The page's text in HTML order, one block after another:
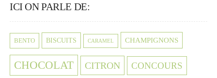
ICI ON PARLE DE:
BENTO BISCUITS CARAMEL CHAMPIGNONS
CHOCOLAT CITRON CONCOURS